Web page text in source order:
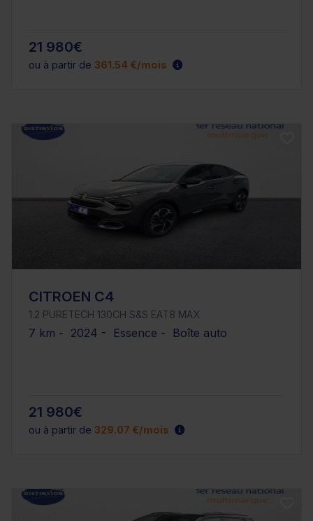
21 980€
ou à partir de 361.54 €/mois
CITROEN C4
1.2 PURETECH 130CH S&S EAT8 MAX
7 km - 2024 - Essence - Boîte auto
21 980€
ou à partir de 329.07 €/mois